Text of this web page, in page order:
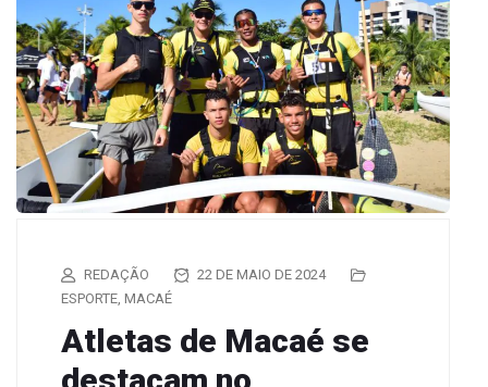
REDAÇÃO
22 DE MAIO DE 2024
ESPORTE, MACAÉ
Atletas de Macaé se